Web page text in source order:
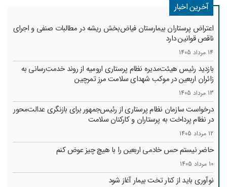
آخرین اخبار
اعتراض پرستاران بیمارستان فیاض‌بخش ریشه در مطالبات صنفی و اجرای
ناقص قوانین دارد
14 مرداد 1405
بازدید رئیس هیئت‌مدیره نظام پرستاری ارومیه از روند خدمت‌رسانی به
زائران اربعین در موکب شهدای سلامت مرز تمرچین
13 مرداد 1405
درخواست سازمان نظام پرستاری از رئیس‌جمهور برای بازنگری عدالت‌محور
در نظام پرداخت به پرستاران و کارکنان سلامت
12 مرداد 1405
حاضر نیستم حس خادمی اربعین را با هیچ چیز عوض کنم
10 مرداد 1405
نوآوری باید از کنار تخت بیمار آغاز شود